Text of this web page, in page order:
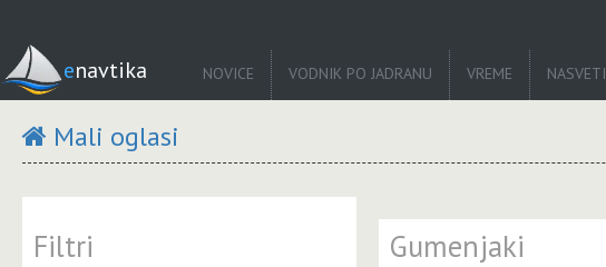
enavtika NOVICE VODNIK PO JADRANU VREME NASVETI
Mali oglasi
Filtri Gumenjaki